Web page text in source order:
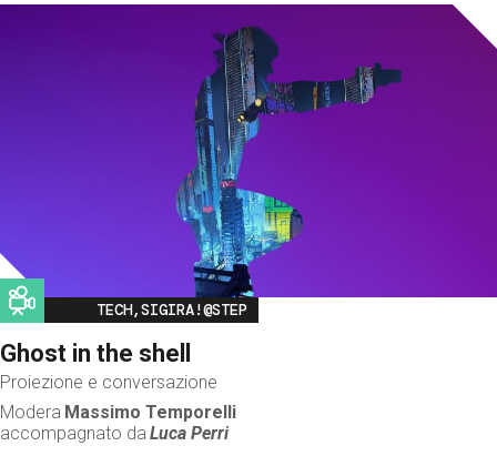
Image
TECH,SIGIRA!@STEP
Ghost in the shell
Proiezione e conversazione
Modera Massimo Temporelli
accompagnato da Luca Perri